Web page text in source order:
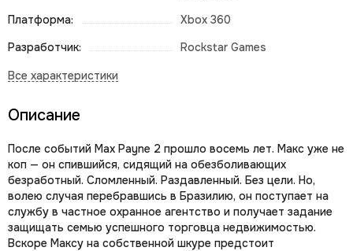
Платформа:
Xbox 360
Разработчик:
Rockstar Games
Описание
После событий Max Payne 2 прошло восемь лет. Макс уже не
коп — он спившийся, сидящий на обезболивающих
безработный. Сломленный. Раздавленный. Без цели. Но,
волею случая перебравшись в Бразилию, он поступает на
службу в частное охранное агентство и получает задание
защищать семью успешного торговца недвижимостью.
Вскоре Максу на собственной шкуре предстоит